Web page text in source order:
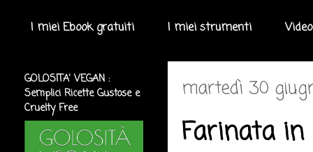
I miei Ebook gratuiti I miei strumenti
martedì 30
Farinata
GOLOSITA' VEGAN :
Semplici Ricette Gustose e
Cruelty Free